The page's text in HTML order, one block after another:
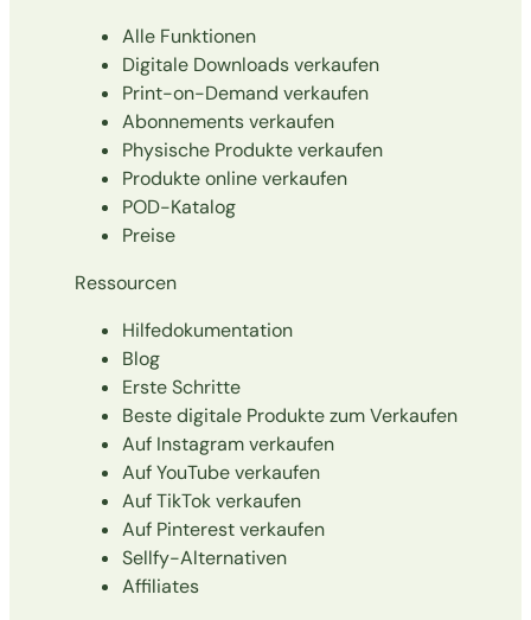
Alle Funktionen
Digitale Downloads verkaufen
Print-on-Demand verkaufen
Abonnements verkaufen
Physische Produkte verkaufen
Produkte online verkaufen
POD-Katalog
Preise
Ressourcen
Hilfedokumentation
Blog
Erste Schritte
Beste digitale Produkte zum Verkaufen
Auf Instagram verkaufen
Auf YouTube verkaufen
Auf TikTok verkaufen
Auf Pinterest verkaufen
Sellfy-Alternativen
Affiliates